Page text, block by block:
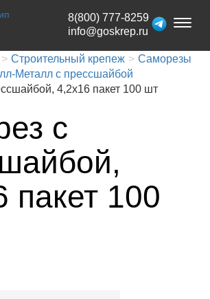
Toggle
8(800) 777-8259
info@goskrep.ru
Строительный крепеж
Саморезы
Металл с прессшайбой
4,2x16 пакет 100 шт
с
пакет 100